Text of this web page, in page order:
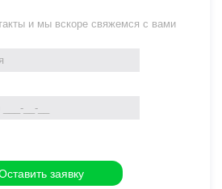
и мы вскоре свяжемся с вами